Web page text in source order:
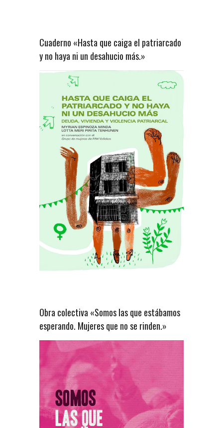
Cuaderno «Hasta que caiga el patriarcado
y no haya ni un desahucio más.»
Obra colectiva «Somos las que estábamos
esperando. Mujeres que no se rinden.»